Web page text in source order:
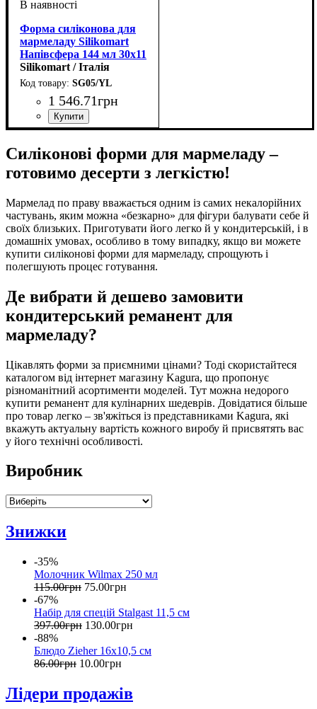
Форма силіконова для
мармеладу Silikomart
Напівсфера 144 мл 30х11
мм
Silikomart / Італія
SG05/YL
1 546.71грн
Силіконові форми для мармеладу –
готовимо десерти з легкістю!
Мармелад по праву вважається одним із самих некалорійних
частувань, яким можна «безкарно» для фігури балувати себе й
своїх близьких. Приготувати його легко й у кондитерській, і в
домашніх умовах, особливо в тому випадку, якщо ви можете
купити силіконові форми для мармеладу, спрощують і
полегшують процес готування.
Де вибрати й дешево замовити
кондитерський реманент для
мармеладу?
Цікавлять форми за приємними цінами? Тоді скористайтеся
каталогом від інтернет магазину Kagura, що пропонує
різноманітний асортименти моделей. Тут можна недорого
купити реманент для кулінарних шедеврів. Довідатися більше
про товар легко – зв'яжіться із представниками Kagura, які
вкажуть актуальну вартість кожного виробу й присвятять вас
у його технічні особливості.
Виробник
Знижки
-35%
Молочник Wilmax 250 мл
115.00грн 75.00грн
-67%
Набір для спецій Stalgast 11,5 см
397.00грн 130.00грн
-88%
Блюдо Zieher 16х10,5 см
86.00грн 10.00грн
Лідери продажів